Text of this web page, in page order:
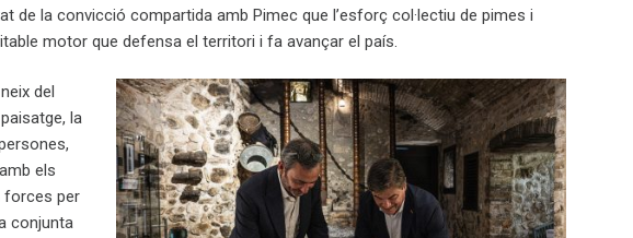
de la convicció compartida amb Pimec que l’esforç col·lectiu de pimes i
motor que defensa el territori i fa avançar el país.
del
la
els
forces per
conjunta